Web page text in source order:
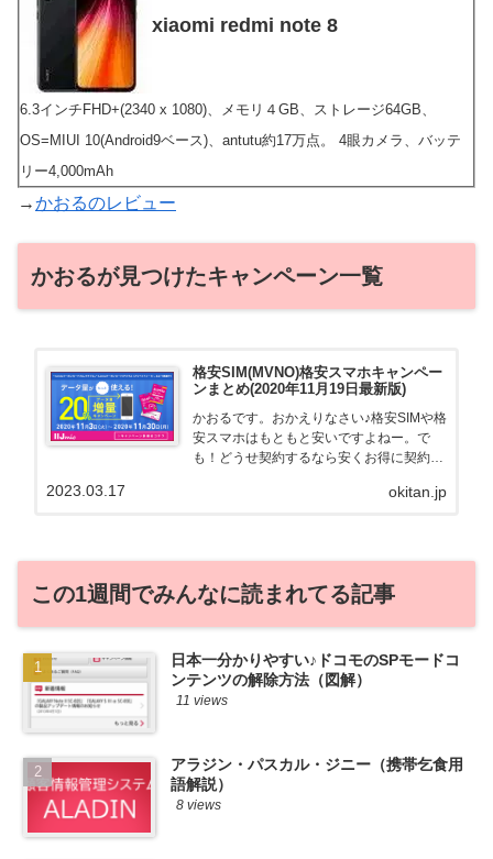
xiaomi redmi note 8
6.3インチFHD+(2340 x 1080)、メモリ４GB、ストレージ64GB、
OS=MIUI 10(Android9ベース)、antutu約17万点。 4眼カメラ、バッテ
リー4,000mAh
→かおるのレビュー
かおるが見つけたキャンペーン一覧
格安SIM(MVNO)格安スマホキャンペー
ンまとめ(2020年11月19日最新版)
かおるです。おかえりなさい♪格安SIMや格
安スマホはもともと安いですよねー。で
も！どうせ契約するなら安くお得に契約し
る自身も、そういう案件を常に狙ってます
okitan.jp
2023.03.17
この1週間でみんなに読まれてる記事
日本一分かりやすい♪ドコモのSPモードコ
ンテンツの解除方法（図解）
11 views
アラジン・パスカル・ジニー（携帯乞食用
語解説）
8 views